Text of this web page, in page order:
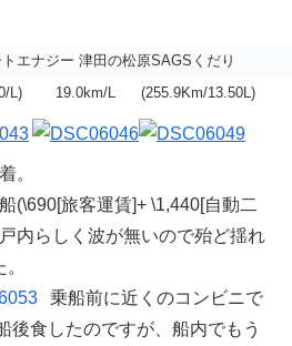
エナジー 津田の松原SAGSくだり
L) 19.0km/L (255.9Km/13.50L)
。
(\690[旅客運賃]+ \1,440[自動二
内らしく波が無いので殆ど揺れ
乗船前に近くのコンビニで
後食したのですが、船内でもう